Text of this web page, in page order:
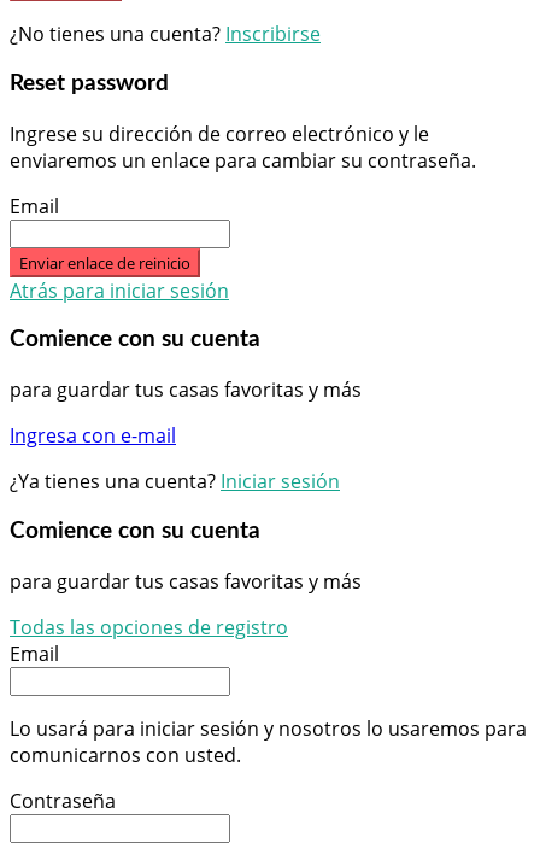
¿No tienes una cuenta? Inscribirse
Reset password
Ingrese su dirección de correo electrónico y le
enviaremos un enlace para cambiar su contraseña.
Email
Enviar enlace de reinicio
Atrás para iniciar sesión
Comience con su cuenta
para guardar tus casas favoritas y más
Ingresa con e-mail
¿Ya tienes una cuenta? Iniciar sesión
Comience con su cuenta
para guardar tus casas favoritas y más
Todas las opciones de registro
Email
Lo usará para iniciar sesión y nosotros lo usaremos para
comunicarnos con usted.
Contraseña